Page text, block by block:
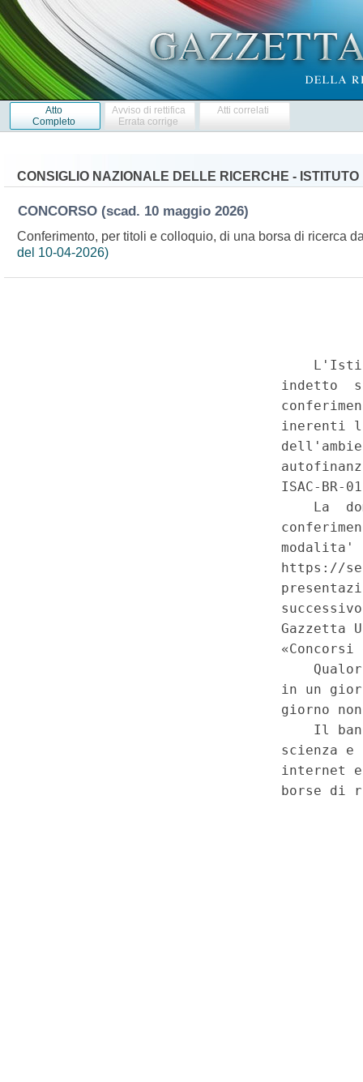
Atto
Completo
Avviso di rettifica
Errata corrige
Atti correlati
CONSIGLIO NAZIONALE DELLE RICERCHE -
CONCORSO (scad. 10 maggio 2026)
Conferimento, per titoli e colloquio, di una borsa di ricerca
del 10-04-2026)